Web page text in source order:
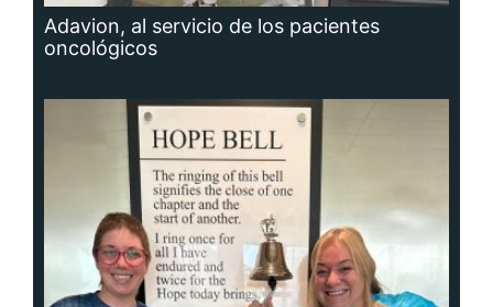
Adavion, al servicio de los pacientes
oncológicos